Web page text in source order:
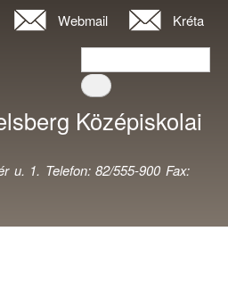
Ugrás
a
Webmail Kréta
Keresés
Középiskolai
u. 1. Telefon: 82/555-900 Fax: